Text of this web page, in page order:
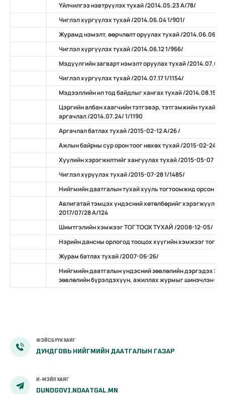
Үйлчилгээ нэвтрүүлэх тухай /2014.05.23 А/78/
Чиглэл хүргүүлэх тухай /2014.06.04 1/901/
Журамд нэмэлт, өөрчлөлт оруулах тухай /2014.06.06
Чиглэл хүргүүлэх тухай /2014.06.12 1/966/
Мэдүүлгийн загварт нэмэлт оруулах тухай /2014.07.07
Чиглэл хүргүүлэх тухай /2014.07.17 1/1154/
Мэдээллийн ил тод байдлыг хангах тухай /2014.08.15
Цэргийн албан хаагчийн тэтгэвэр, тэтгэмжийн тухай
аргачлал /2014.07.24/ 1/1190
Аргачлал батлах тухай /2015-02-12 А/26 /
Ажлын байрны сур орон тоог нөхөх тухай /2015-02-24 А/
Хуулийн хэрэгжилтийг хангуулах тухай /2015-05-07 11/
Чиглэл хүрүүлэх тухай /2015-07-28 1/1485/
Нийгмийн даатгалын тухай хууль тогтоомжид орсон
Авлигатай тэмцэх үндэсний хөтөлбөрийг хэрэгжүүлэх
2017/07/28 А/124
Шимтгэлийн хэмжээг ТОГТООХ ТУХАЙ /2008-12-05/
Нэрийн дансны орлогод тооцох хүүгийн хэмжээг
Журам батлах тухай /2007-06-26/
Нийгмийн даатгалын үндэсний зөвлөлийн дэргэдэх
зөвлөлийн бүрэлдэхүүн, ажиллах журмыг шинэчлэн
ФЭЙСБҮҮК ХАЯГ
ДУНДГОВЬ НИЙГМИЙН ДААТГАЛЫН ГАЗАР
И-МЭЙЛ ХАЯГ
DUNDGOVI.NDAATGAL.MN